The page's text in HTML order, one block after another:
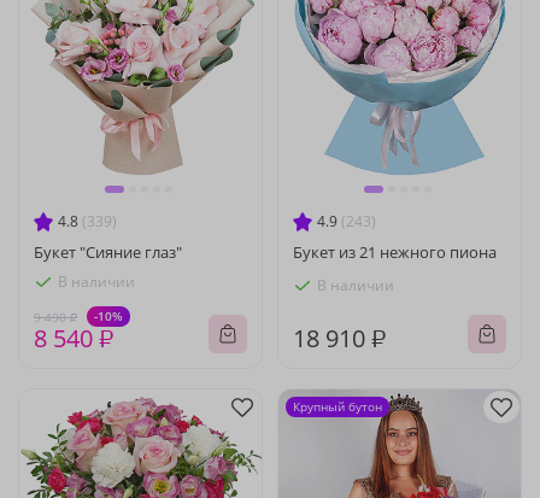
4.8 (339)
Букет "Сияние глаз"
В наличии
9 490 ₽ -10%
8 540 ₽
4.9 (243)
Букет из 21 нежного пиона
В наличии
18 910 ₽
Крупный бутон